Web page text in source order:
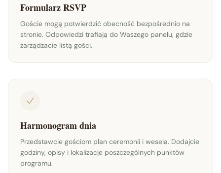
Formularz RSVP
Goście mogą potwierdzić obecność bezpośrednio na
stronie. Odpowiedzi trafiają do Waszego panelu, gdzie
zarządzacie listą gości.
Harmonogram dnia
Przedstawcie gościom plan ceremonii i wesela. Dodajcie
godziny, opisy i lokalizacje poszczególnych punktów
programu.